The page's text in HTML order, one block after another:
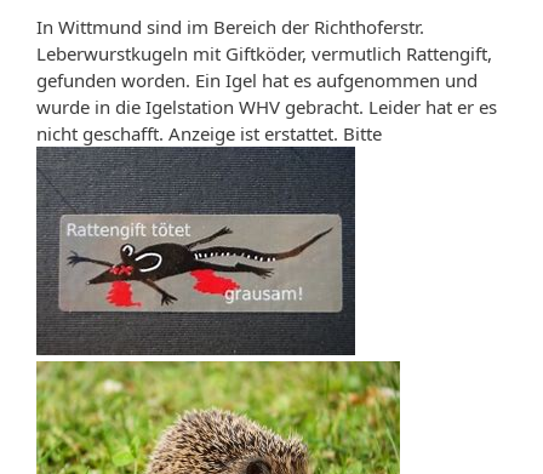
In Wittmund sind im Bereich der Richthoferstr.
Leberwurstkugeln mit Giftköder, vermutlich Rattengift,
gefunden worden. Ein Igel hat es aufgenommen und
wurde in die Igelstation WHV gebracht. Leider hat er es
nicht geschafft. Anzeige ist erstattet. Bitte